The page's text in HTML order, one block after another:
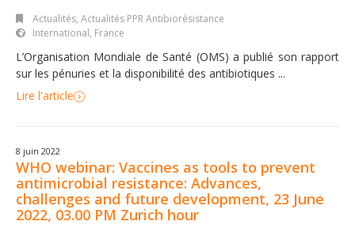
Actualités, Actualités PPR Antibiorésistance
International, France
L’Organisation Mondiale de Santé (OMS) a publié son rapport
sur les pénuries et la disponibilité des antibiotiques ...
Lire l'article
8 juin 2022
WHO webinar: Vaccines as tools to prevent
antimicrobial resistance: Advances,
challenges and future development, 23 June
2022, 03.00 PM Zurich hour